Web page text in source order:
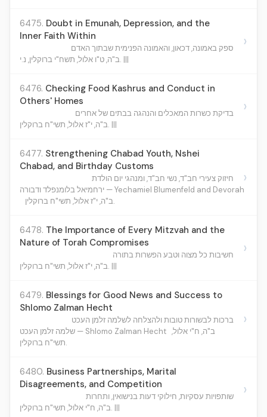
6475. Doubt in Emunah, Depression, and the
Inner Faith Within
ספק באמונה, דכאון, והאמונה הפנימית שבתוך האדם
ב"ה, ט"ו אלול, תשח"י ברוקלין, נ.י. |||
›
6476. Checking Food Kashrus and Conduct in
Others' Homes
בדיקת כשרות המאכלים והנהגה בבתים של אחרים
ב"ה, י"ז אלול, תשי"ח ברוקלין. |||
›
6477. Strengthening Chabad Youth, Nshei
Chabad, and Birthday Customs
חיזוק צעירי חב"ד, נשי חב"ד, ומנהגי יום הולדת
ירחמיאל בלומנפלד ודבורה — Yechamiel Blumenfeld and Devorah
ב"ה, י"ז אלול, תשי"ח ברוקלין.
›
6478. The Importance of Every Mitzvah and the
Nature of Torah Compromises
חשיבות כל מצוה וטבע הפשרות בתורה
ב"ה, י"ז אלול, תשי"ח ברוקלין. |||
›
6479. Blessings for Good News and Success to
Shlomo Zalman Hecht
ברכות לבשורות טובות ולהצלחה לשלמה זלמן העכט
שלמה זלמן העכט — Shlomo Zalman Hecht ב"ה, ח"י אלול,
תשי"ח ברוקלין.
›
6480. Business Partnerships, Marital
Disagreements, and Competition
שותפויות עסקיות, חילוקי דעות בנישואין, ותחרות
ב"ה, ח"י אלול, תשי"ח ברוקלין. |||
›